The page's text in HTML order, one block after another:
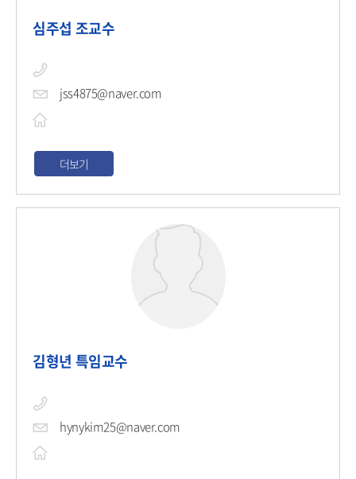
심주섭 조교수
jss4875@naver.com
더보기
김형년 특임교수
hynykim25@naver.com